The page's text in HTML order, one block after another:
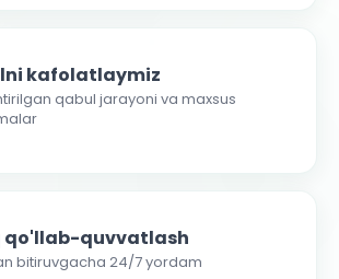
kafolatlaymiz
qabul jarayoni va maxsus
qo'llab-quvvatlash
bitiruvgacha 24/7 yordam